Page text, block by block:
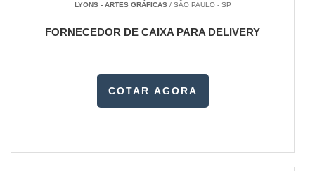
LYONS - ARTES GRÁFICAS/ SÃO PAULO - SP
FORNECEDOR DE CAIXA PARA DELIVERY
COTAR AGORA